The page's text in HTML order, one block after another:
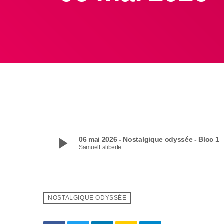
play_arrow 06 mai 2026 - Nostalgique odyssée - Bloc 1
SamuelLaliberte
NOSTALGIQUE ODYSSÉE